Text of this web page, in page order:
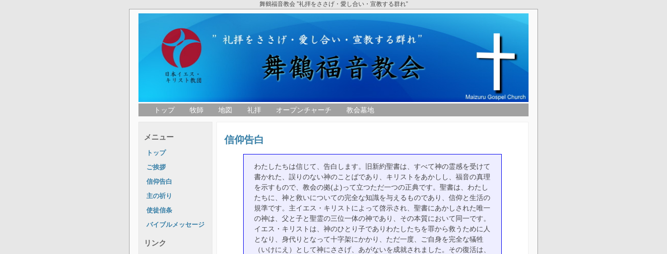
舞鶴福音教会 ”礼拝をささげ・愛し合い・宣教する群れ”
トップ 牧師 地図 礼拝 オープンチャーチ 教会墓地
信仰告白
わたしたちは信じて、告白します。旧新約聖書は、すべて神の霊感を受けて
書かれた、誤りのない神のことばであり、キリストをあかしし、福音の真理
を示すもので、教会の拠(よ)って立つただ一つの正典です。聖書は、わたし
たちに、神と救いについての完全な知識を与えるものであり、信仰と生活の
規準です。主イエス・キリストによって啓示され、聖書にあかしされた唯一
の神は、父と子と聖霊の三位一体の神であり、その本質において同一です。
イエス・キリストは、神のひとり子でありわたしたちを罪から救うために人
となり、身代りとなって十字架にかかり、ただ一度、ご自身を完全な犠牲
（いけにえ）として神にささげ、あがないを成就されました。その復活は、
メニュー
トップ
ご挨拶
信仰告白
主の祈り
使徒信条
バイブルメッセージ
リンク